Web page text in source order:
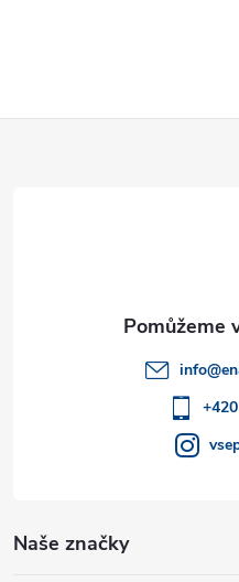
Naše značky
info@